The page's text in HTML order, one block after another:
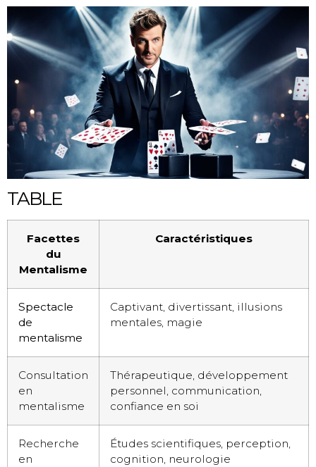
TABLE
Facettes
du
Mentalisme
Caractéristiques
Spectacle
de
mentalisme
Captivant, divertissant, illusions
mentales, magie
Consultation
en
mentalisme
Thérapeutique, développement
personnel, communication,
confiance en soi
Recherche
en
Études scientifiques, perception,
cognition, neurologie